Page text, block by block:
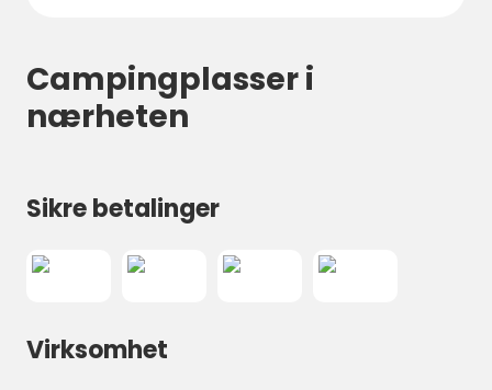
Campingplasser i
nærheten
Sikre betalinger
Virksomhet